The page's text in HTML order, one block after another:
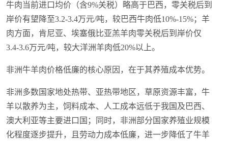
牛肉当前进口均价（含9%关税）略高于巴西，零关税后到
岸价有望降至3.2-3.4万元/吨，较巴西牛肉低10%-15%；羊
肉方面，肯尼亚、埃塞俄比亚羔羊肉零关税后到岸价仅
3.4-3.6万元/吨，较大洋洲羊肉低20%以上。
非洲牛羊肉价格低廉的核心原因，在于其养殖成本优势。
非洲多数国家地处热带、亚热带地区，草原资源丰富，牛
羊以散养为主，饲料成本、人工成本远低于我国及巴西、
澳大利亚等主要进口国；同时，非洲部分国家养殖业规模
化程度逐步提升，且劳动力成本低廉，进一步降低了牛羊